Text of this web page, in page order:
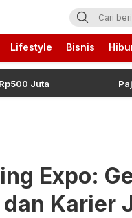
Hari Ini
Lifestyle Bisnis
Pajak
Expo:
Karier